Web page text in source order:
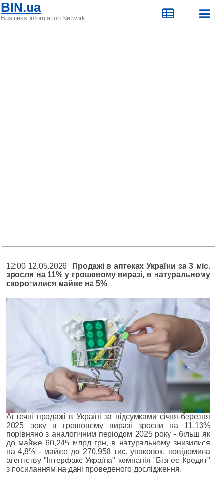
BIN.ua
Business Information Network
12:00 12.05.2026
Продажі в аптеках України за 3 міс.
зросли на 11% у грошовому виразі, в натуральному
скоротилися майже на 5%
Аптечні продажі в Україні за підсумками січня-березня
2025 року в грошовому виразі зросли на 11,13%
порівняно з аналогічним періодом 2025 року - більш як
до майже 60,245 млрд грн, в натуральному знизилися
на 4,8% - майже до 270,958 тис. упаковок, повідомила
агентству "Інтерфакс-Україна" компанія "Бізнес Кредит"
з посиланням на дані проведеного дослідження.